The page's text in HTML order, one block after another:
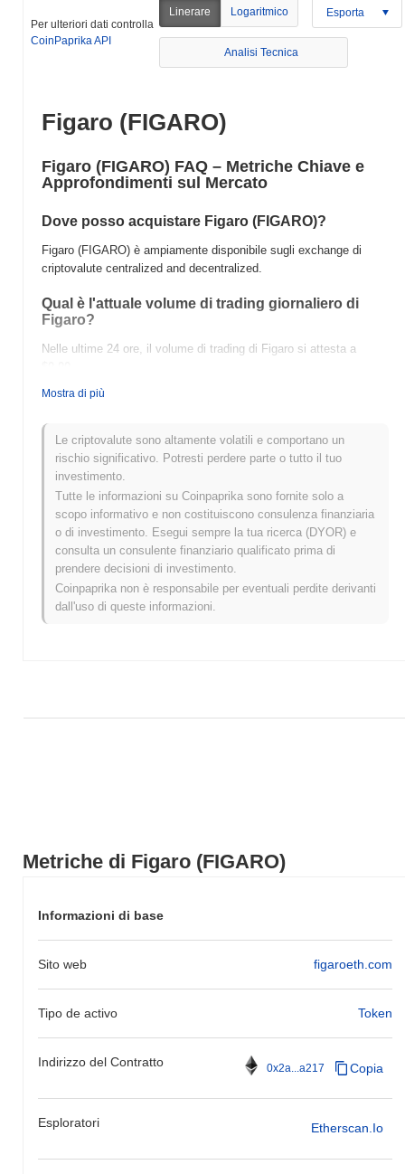
Metriche di Figaro (FIGARO)
Informazioni di base
Sito web figaroeth.com
Tipo de activo Token
Indirizzo del Contratto 0x2a...a217 Copia
Esploratori Etherscan.io
Per ulteriori dati controlla
CoinPaprika API
Linerare Logaritmico Esporta
Analisi Tecnica
Figaro (FIGARO)
Figaro (FIGARO) FAQ – Metriche Chiave e
Approfondimenti sul Mercato
Dove posso acquistare Figaro (FIGARO)?
Figaro (FIGARO) è ampiamente disponibile sugli exchange di
criptovalute centralized and decentralized.
Qual è l'attuale volume di trading giornaliero di
Figaro?
Nelle ultime 24 ore, il volume di trading di Figaro si attesta a
Qual è lo storico della fascia di prezzo di Figaro?
Massimo Storico (ATH):
Minimo Storico (ATL):
Come si sta comportando Figaro rispetto al
mercato crypto più ampio?
Negli ultimi 7 giorni, Figaro ha guadagnato
sottoperformando il mercato crypto complessivo che ha registrato
un guadagno del0.15%. Ciò indica un ritardo temporaneo
nell'azione del prezzo di FIGARO rispetto allo slancio del mercato
Mostra di più
Le criptovalute sono altamente volatili e comportano un
rischio significativo. Potresti perdere parte o tutto il tuo
investimento.
Tutte le informazioni su Coinpaprika sono fornite solo a
scopo informativo e non costituiscono consulenza finanziaria
o di investimento. Esegui sempre la tua ricerca (DYOR) e
consulta un consulente finanziario qualificato prima di
prendere decisioni di investimento.
Coinpaprika non è responsabile per eventuali perdite derivanti
dall'uso di queste informazioni.